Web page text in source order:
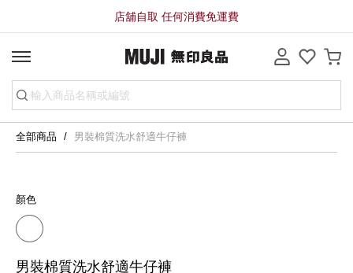
店舖自取 任何消費免運費
全部商品 男裝棉質洗水舒適牛仔褲
顏色
男裝棉質洗水舒適牛仔褲